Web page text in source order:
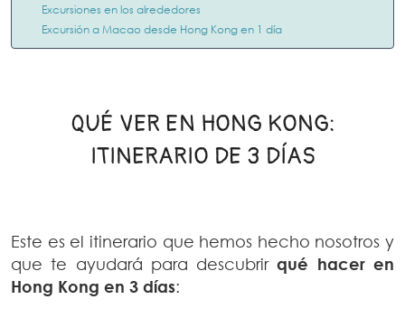
Excursiones en los alrededores
Excursión a Macao desde Hong Kong en 1 día
QUÉ VER EN HONG KONG:
ITINERARIO DE 3 DÍAS
Este es el itinerario que hemos hecho nosotros y
que te ayudará para descubrirqué hacer en
Hong Kong en 3 días: